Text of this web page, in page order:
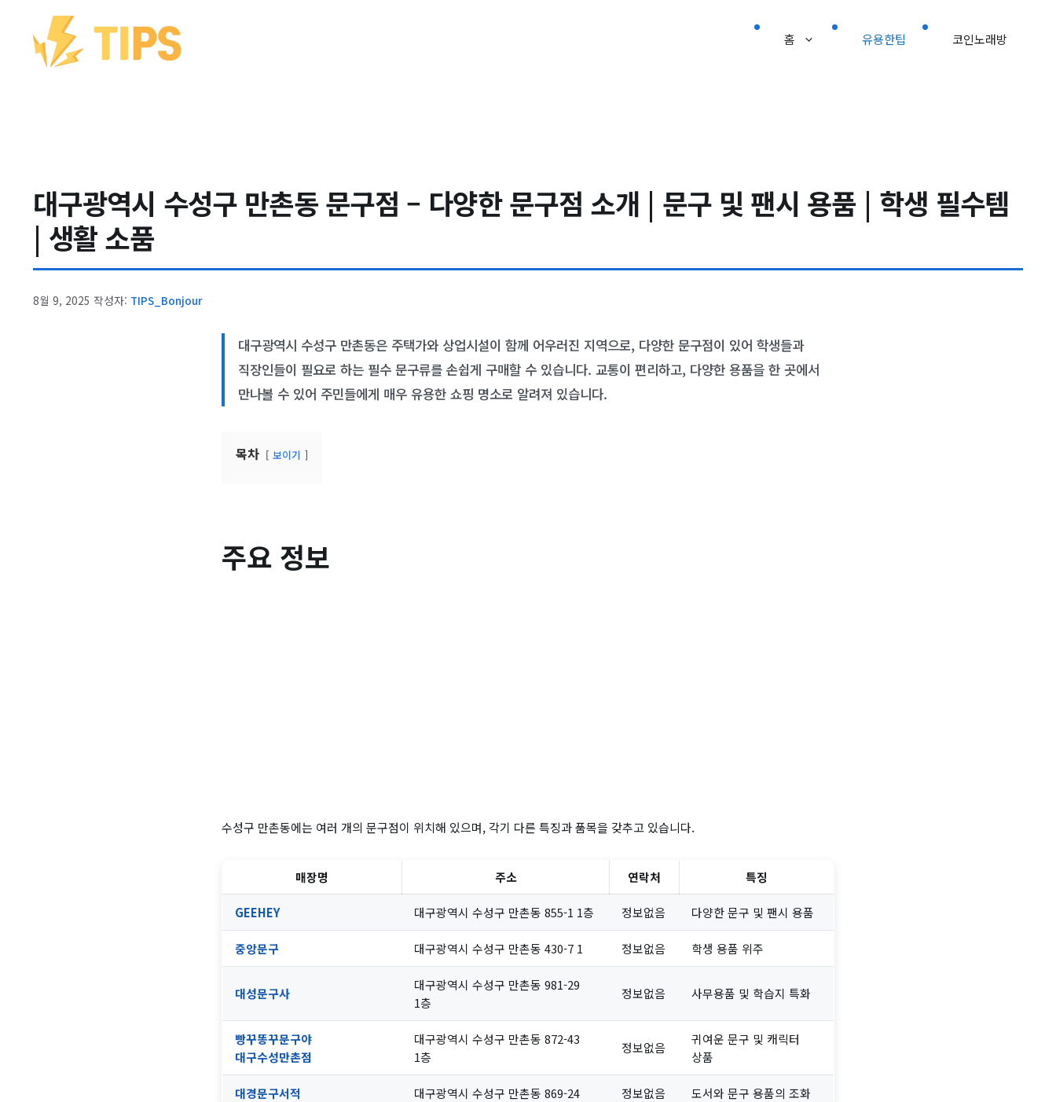
건너뛰기
홈 유용한팁 코인노래방
대구광역시 수성구 만촌동 문구점 – 다양한 문구점 소개 | 문구 및 팬시 용품 | 학생 필수템
| 생활 소품
8월 9, 2025 작성자: TIPS_Bonjour
대구광역시 수성구 만촌동은 주택가와 상업시설이 함께 어우러진 지역으로, 다양한 문구점이 있어 학생들과
직장인들이 필요로 하는 필수 문구류를 손쉽게 구매할 수 있습니다. 교통이 편리하고, 다양한 용품을 한 곳에서
만나볼 수 있어 주민들에게 매우 유용한 쇼핑 명소로 알려져 있습니다.
목차 보이기
주요 정보
수성구 만촌동에는 여러 개의 문구점이 위치해 있으며, 각기 다른 특징과 품목을 갖추고 있습니다.
매장명 주소 연락처 특징
GEEHEY 대구광역시 수성구 만촌동 855-1 1층 정보없음 다양한 문구 및 팬시 용품
중앙문구 대구광역시 수성구 만촌동 430-7 1 정보없음 학생 용품 위주
대성문구사
대구광역시 수성구 만촌동 981-29
1층
정보없음 사무용품 및 학습지 특화
빵꾸똥꾸문구야
대구수성만촌점
대구광역시 수성구 만촌동 872-43
1층
정보없음
귀여운 문구 및 캐릭터
상품
대경문구서적 대구광역시 수성구 만촌동 869-24 정보없음 도서와 문구 용품의 조화